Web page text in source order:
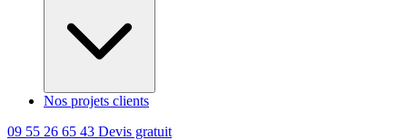
Nos projets clients
09 55 26 65 43 Devis gratuit